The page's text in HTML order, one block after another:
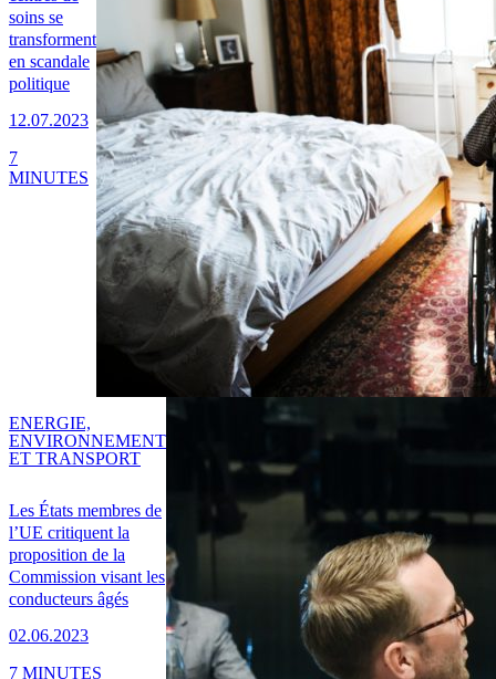
soins se
transforment
en scandale
politique
12.07.2023
7
MINUTES
Les États membres de
l’UE critiquent la
proposition de la
Commission visant les
conducteurs âgés
02.06.2023
ENERGIE,
ENVIRONNEMENT
ET TRANSPORT
7 MINUTES